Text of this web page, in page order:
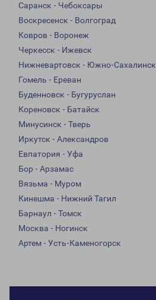
Саранск - Чебоксары
Воскресенск - Волгоград
Ковров - Воронеж
Черкесск - Ижевск
Нижневартовск - Южно-Сахалинск
Гомель - Ереван
Буденновск - Бугуруслан
Кореновск - Батайск
Минусинск - Тверь
Иркутск - Александров
Евпатория - Уфа
Бор - Арзамас
Вязьма - Муром
Кинешма - Нижний Тагил
Барнаул - Томск
Москва - Ногинск
Артем - Усть-Каменогорск